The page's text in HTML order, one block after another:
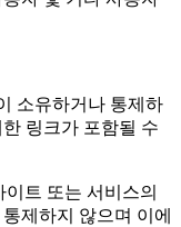
소유하거나 통제하
링크가 포함될 수
트 또는 서비스의
제하지 않으며 이에